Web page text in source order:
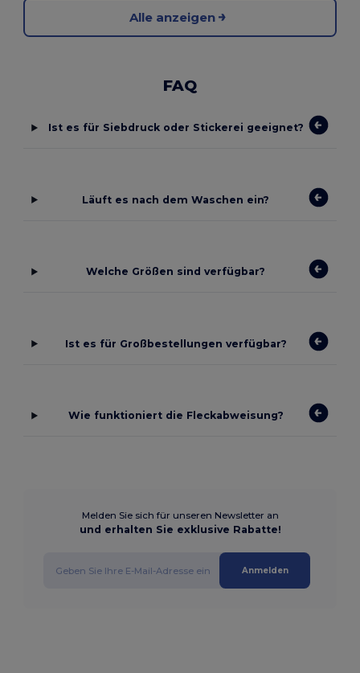
Alle anzeigen
FAQ
Ist es für Siebdruck oder Stickerei geeignet?
Läuft es nach dem Waschen ein?
Welche Größen sind verfügbar?
Ist es für Großbestellungen verfügbar?
Wie funktioniert die Fleckabweisung?
Melden Sie sich für unseren Newsletter an
und erhalten Sie exklusive Rabatte!
Anmelden